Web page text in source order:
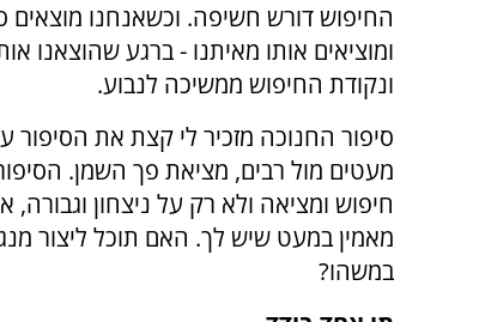
החיפוש דורש חשיפה. וכשאנחנו מוצאים
ומוציאים אותו מאיתנו - ברגע שהוצאנו
ונקודת החיפוש ממשיכה לנבוע.
סיפור החנוכה מזכיר לי קצת את הסיפור
מעטים מול רבים, מציאת פך השמן.
חיפוש ומציאה ולא רק על ניצחון
מאמין במעט שיש לך. האם תוכל ליצור
במשהו?